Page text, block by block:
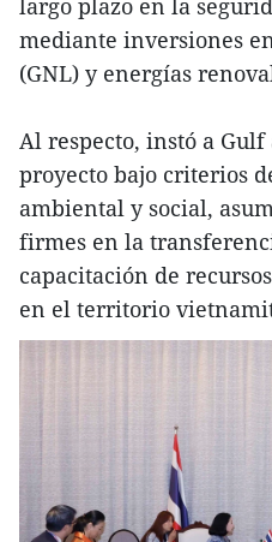
mediante inversiones
(GNL) y energías
Al respecto, instó a
proyecto bajo criterios
ambiental y social,
firmes en la
capacitación de
en el territorio